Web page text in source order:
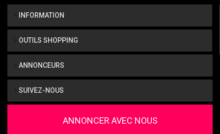
INFORMATION
OUTILS SHOPPING
ANNONCEURS
SUIVEZ-NOUS
ANNONCER AVEC NOUS